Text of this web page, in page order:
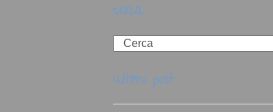
cerca
Search
ultimi post